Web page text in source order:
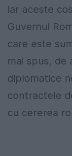
Iar aceste
Guvernul
care este
mai spus, de
diplomatice
contractele
cu cererea